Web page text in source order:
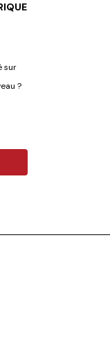
sur
?